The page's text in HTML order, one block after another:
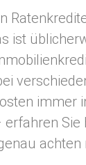
ist
immer
Sie
achten